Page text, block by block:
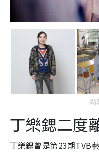
點
丁樂鍶二度
丁樂鍶曾是第23期TVB